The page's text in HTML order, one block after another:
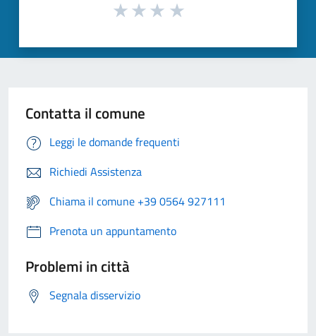
Contatta il comune
Leggi le domande frequenti
Richiedi Assistenza
Chiama il comune +39 0564 927111
Prenota un appuntamento
Problemi in città
Segnala disservizio